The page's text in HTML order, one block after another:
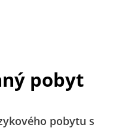
pobyt
pobytu s